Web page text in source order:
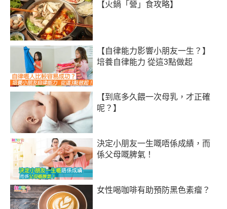
【火鍋「營」食攻略】
【自律能力影響小朋友一生？】
培養自律能力 從這3點做起
【到底多久餵一次母乳，才正確
呢？】
決定小朋友一生嘅唔係成績，而
係父母嘅脾氣！
女性喝咖啡有助預防黑色素瘤？